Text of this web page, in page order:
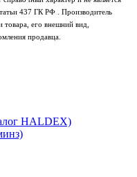
437 ГК РФ . Производитель
товара, его внешний вид,
продавца.
HALDEX)